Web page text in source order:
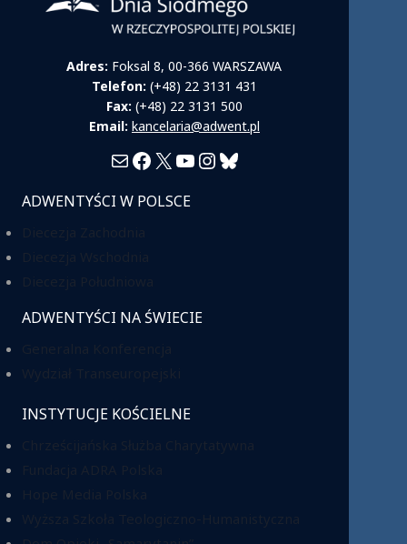
Adres: Foksal 8, 00-366 WARSZAWA
Telefon: (+48) 22 3131 431
Fax: (+48) 22 3131 500
Email: kancelaria@adwent.pl
MailFacebook
X YouTube
Instagram
Bluesky
ADWENTYŚCI W POLSCE
ADWENTYŚCI NA ŚWIECIE
INSTYTUCJE KOŚCIELNE